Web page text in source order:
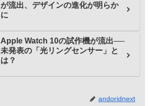
が流出、デザインの進化が明らか
に
Apple Watch 10の試作機が流出──
未発表の「光リングセンサー」と
は？
andoridnext